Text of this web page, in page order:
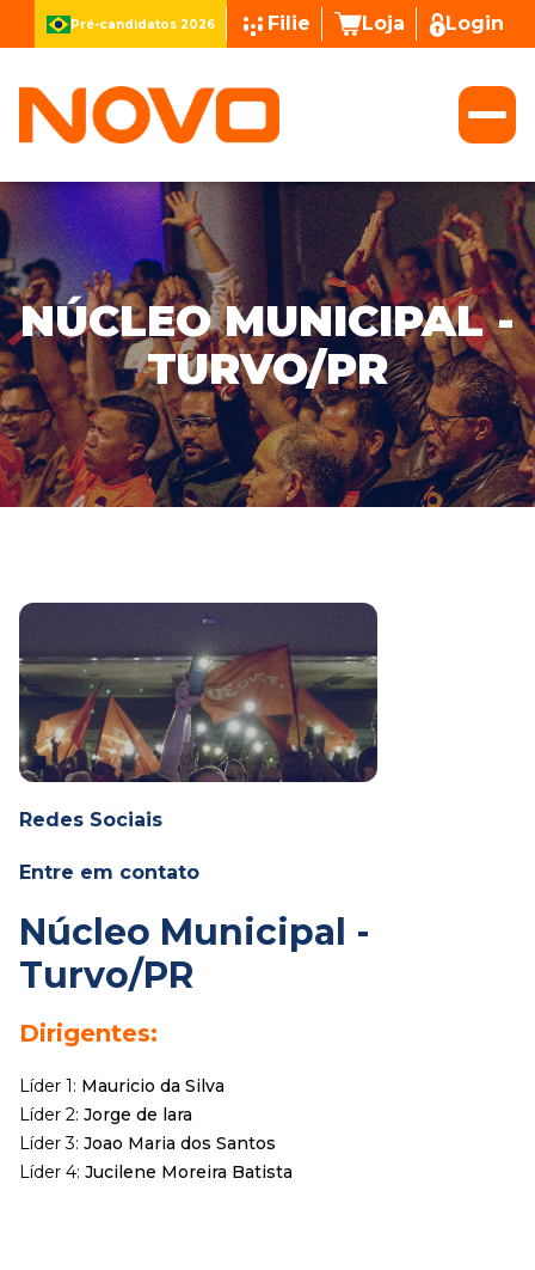
Pré-candidatos 2026 Filie Loja Login
NÚCLEO MUNICIPAL -
TURVO/PR
Redes Sociais
Entre em contato
Núcleo Municipal -
Turvo/PR
Dirigentes:
Líder 1: Mauricio da Silva
Líder 2: Jorge de lara
Líder 3: Joao Maria dos Santos
Líder 4: Jucilene Moreira Batista